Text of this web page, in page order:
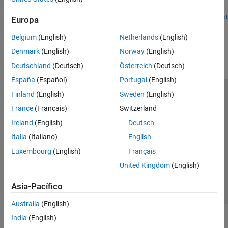
Since R2021b Open Live Script
How useful was this information?
Europa
Belgium (English)
Denmark (English)
Deutschland (Deutsch)
España (Español)
Finland (English)
France (Français)
Ireland (English)
Italia (Italiano)
Luxembourg (English)
Netherlands(English)
Norway(English)
Österreich (Deutsch)
Portugal (English)
Sweden (English)
Switzerland
Deutsch
English
Français
United Kingdom(English)
Asia-Pacífico
Australia (English)
India (English)
Centro de confianza
Marcas comerciales
Política de privacidad
Antipiratería
Estado de las aplicaciones
Información de contacto
© 1994-2026 The MathWorks, Inc.
Seleccione un país/
América Latina